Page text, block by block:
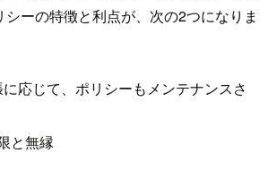
ーの特徴と利点が、次の2つになりま
応じて、ポリシーもメンテナンスさ
と無縁